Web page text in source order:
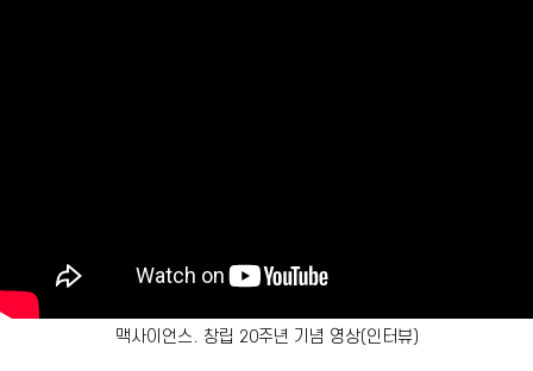
맥사이언스. 창립 20주년 기념 영상(인터뷰)